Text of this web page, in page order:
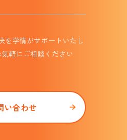
を学情がサポートいたし
軽にご相談ください
い合わせ